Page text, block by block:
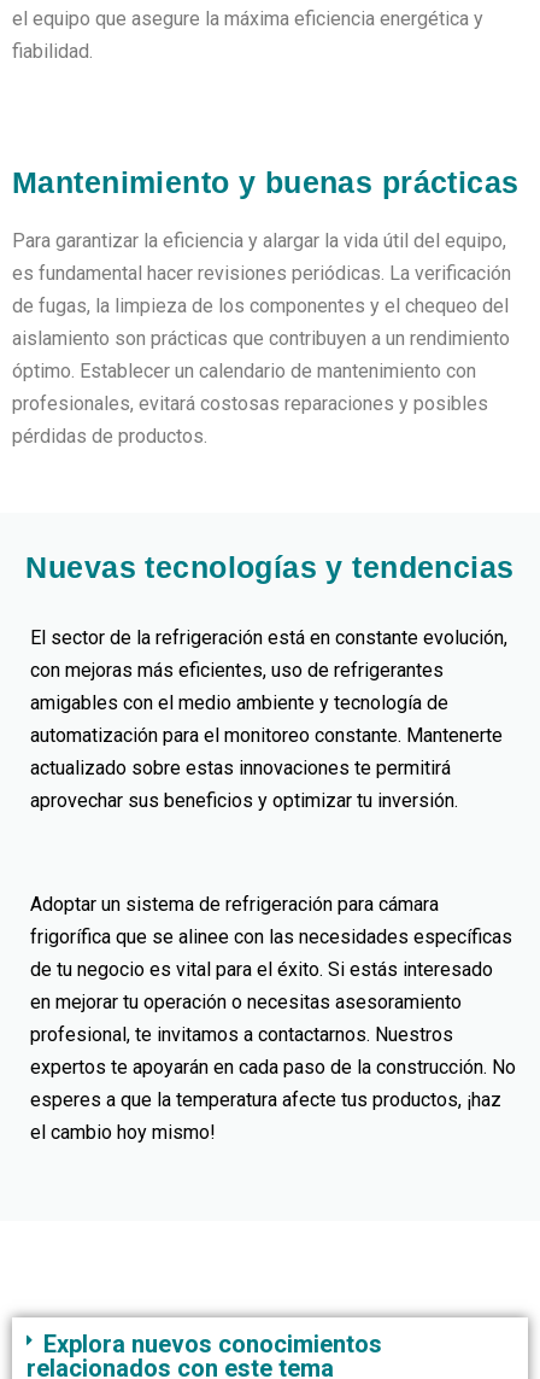
el equipo que asegure la máxima eficiencia energética y
fiabilidad.
Mantenimiento y buenas prácticas
Para garantizar la eficiencia y alargar la vida útil del equipo,
es fundamental hacer revisiones periódicas. La verificación
de fugas, la limpieza de los componentes y el chequeo del
aislamiento son prácticas que contribuyen a un rendimiento
óptimo. Establecer un calendario de mantenimiento con
profesionales, evitará costosas reparaciones y posibles
pérdidas de productos.
Nuevas tecnologías y tendencias
El sector de la refrigeración está en constante evolución,
con mejoras más eficientes, uso de refrigerantes
amigables con el medio ambiente y tecnología de
automatización para el monitoreo constante. Mantenerte
actualizado sobre estas innovaciones te permitirá
aprovechar sus beneficios y optimizar tu inversión.
Adoptar un sistema de refrigeración para cámara
frigorífica que se alinee con las necesidades específicas
de tu negocio es vital para el éxito. Si estás interesado
en mejorar tu operación o necesitas asesoramiento
profesional, te invitamos a contactarnos. Nuestros
expertos te apoyarán en cada paso de la construcción. No
esperes a que la temperatura afecte tus productos, ¡haz
el cambio hoy mismo!
Explora nuevos conocimientos
relacionados con este tema